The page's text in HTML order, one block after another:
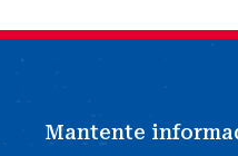
Mantente